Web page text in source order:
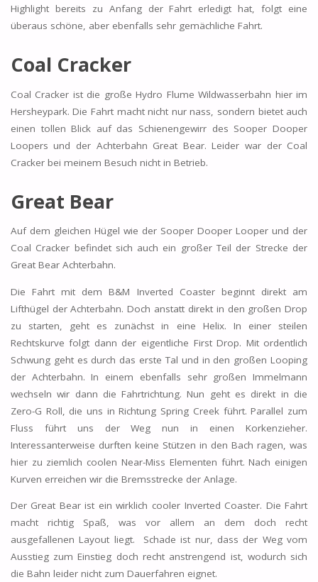
Highlight bereits zu Anfang der Fahrt erledigt hat, folgt eine
überaus schöne, aber ebenfalls sehr gemächliche Fahrt.
Coal Cracker
Coal Cracker ist die große Hydro Flume Wildwasserbahn hier im
Hersheypark. Die Fahrt macht nicht nur nass, sondern bietet auch
einen tollen Blick auf das Schienengewirr des Sooper Dooper
Loopers und der Achterbahn Great Bear. Leider war der Coal
Cracker bei meinem Besuch nicht in Betrieb.
Great Bear
Auf dem gleichen Hügel wie der Sooper Dooper Looper und der
Coal Cracker befindet sich auch ein großer Teil der Strecke der
Great Bear Achterbahn.
Die Fahrt mit dem B&M Inverted Coaster beginnt direkt am
Lifthügel der Achterbahn. Doch anstatt direkt in den großen Drop
zu starten, geht es zunächst in eine Helix. In einer steilen
Rechtskurve folgt dann der eigentliche First Drop. Mit ordentlich
Schwung geht es durch das erste Tal und in den großen Looping
der Achterbahn. In einem ebenfalls sehr großen Immelmann
wechseln wir dann die Fahrtrichtung. Nun geht es direkt in die
Zero-G Roll, die uns in Richtung Spring Creek führt. Parallel zum
Fluss führt uns der Weg nun in einen Korkenzieher.
Interessanterweise durften keine Stützen in den Bach ragen, was
hier zu ziemlich coolen Near-Miss Elementen führt. Nach einigen
Kurven erreichen wir die Bremsstrecke der Anlage.
Der Great Bear ist ein wirklich cooler Inverted Coaster. Die Fahrt
macht richtig Spaß, was vor allem an dem doch recht
ausgefallenen Layout liegt. Schade ist nur, dass der Weg vom
Ausstieg zum Einstieg doch recht anstrengend ist, wodurch sich
die Bahn leider nicht zum Dauerfahren eignet.